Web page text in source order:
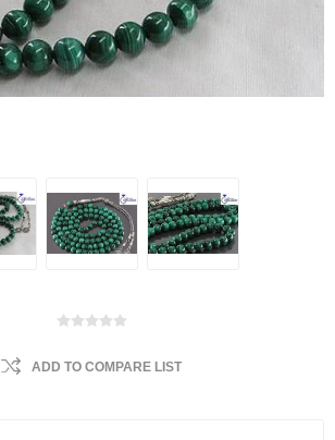
ADD TO COMPARE LIST